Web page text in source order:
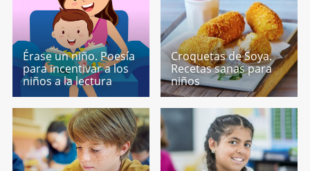
Érase un niño. Poesía
para incentivar a los
niños a la lectura
Croquetas de Soya.
Recetas sanas para
niños